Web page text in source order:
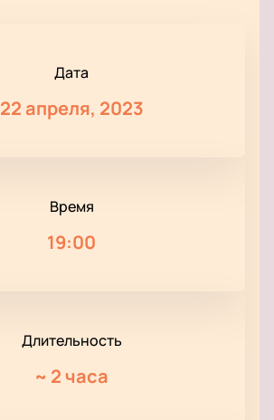
Дата
22 апреля, 2023
Время
19:00
Длительность
~ 2 часа